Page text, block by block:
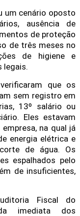
um cenário oposto
ausência de
de proteção
de três meses no
de higiene e
legais.
que os
sem registro em
13º salário ou
Eles estavam
na qual já
energia elétrica e
de água. Os
espalhados pelo
de insuficientes,
Fiscal do
imediata dos